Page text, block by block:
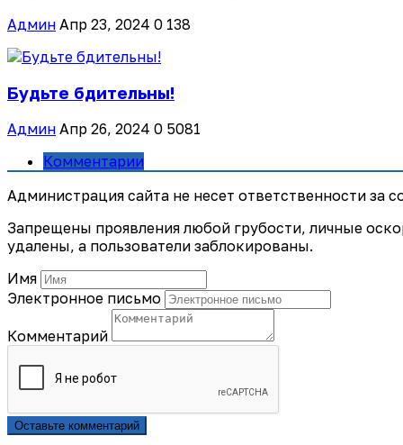
Админ Апр 23, 2024 0 138
Будьте бдительны!
Админ Апр 26, 2024 0 5081
Комментарии
Администрация сайта не несет ответственности
Запрещены проявления любой грубости, личные
удалены, а пользователи заблокированы.
Имя
Электронное письмо
Комментарий
Оставьте комментарий